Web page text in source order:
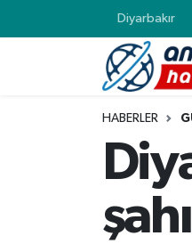
Diyarbakır
HABERLER
Diyarbakır
Foto Galeri
Diyarbakır
Bilim & Teknoloji
Diyarbakır Nöbetçi
Diyarbakır Hava
Diyarbakır Namaz
Diyarbakır Trafik